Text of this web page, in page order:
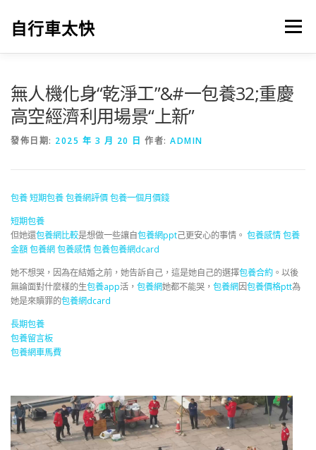
自行車太快 選單
無人機化身“乾淨工”&#一包養32;重慶
高空經濟利用場景“上新”
發佈日期: 2025 年 3 月 20 日 作者: ADMIN
包養短期包養包養網評價包養一個月價錢
短期包養
但她還包養網比較是想做一些讓自包養網ppt己更安心的事情。 包養感情包養
金額包養網包養感情包養包養網dcard
她不想哭，因為在結婚之前，她告訴自己，這是她自己的選擇包養合約 。以後
無論面對什麼樣的生包養app活， 包養網她都不能哭， 包養網因包養價格ptt為
她是來贖罪的包養網dcard
長期包養
包養留言板
包養網車馬費